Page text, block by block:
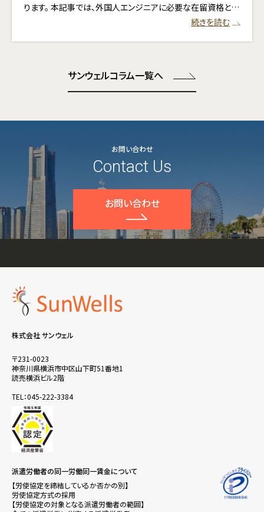
ります。 本記事では、外国人エンジニアに必要な在留資格と…
続きを読む
サンウェルコラム一覧へ
お問い合わせ
Contact Us
お問い合わせ
株式会社 サンウェル
〒231-0023
神奈川県横浜市中区山下町51番地1
読売横浜ビル2階
TEL：045-222-3384
派遣労働者の同一労働同一賃金について
【労使協定を締結しているか否かの別】
労使協定方式の採用
【労使協定の対象となる派遣労働者の範囲】